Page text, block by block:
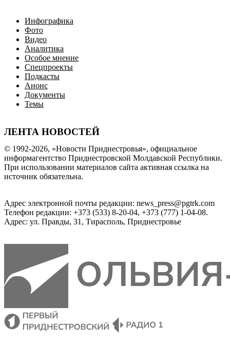
Инфографика
Фото
Видео
Аналитика
Особое мнение
Спецпроекты
Подкасты
Анонс
Документы
Темы
ЛЕНТА НОВОСТЕЙ
© 1992-2026, «Новости Приднестровья», официальное
информагентство Приднестровской Молдавской Республики.
При использовании материалов сайта активная ссылка на
источник обязательна.
Адрес электронной почты редакции: news_press@pgtrk.com
Телефон редакции: +373 (533) 8-20-04, +373 (777) 1-04-08.
Адрес: ул. Правды, 31, Тирасполь, Приднестровье